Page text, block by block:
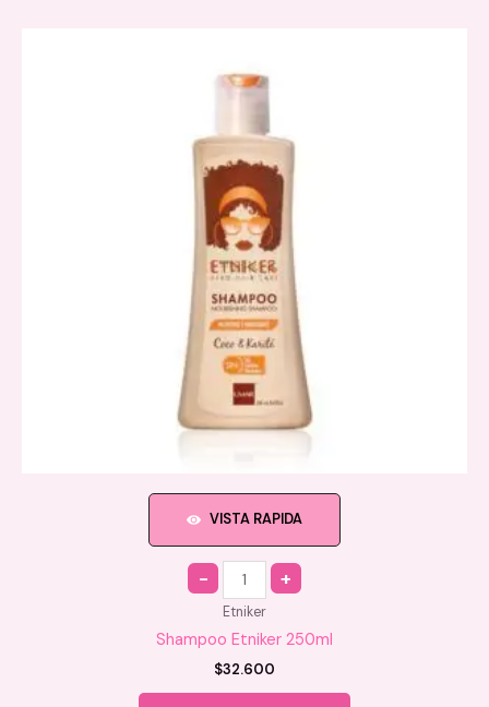
VISTA RAPIDA
Quantity
Etniker
Shampoo Etniker 250ml
$32.600